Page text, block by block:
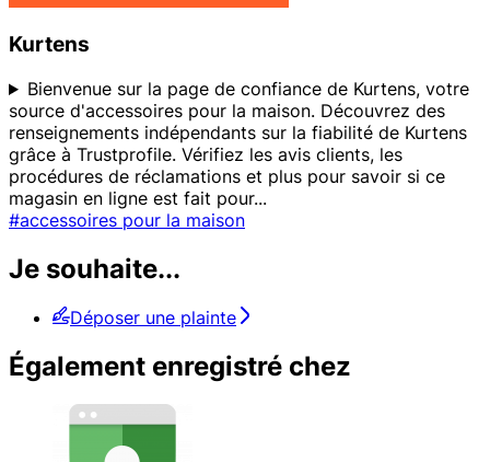
Kurtens
Bienvenue sur la page de confiance de Kurtens, votre
source d'accessoires pour la maison. Découvrez des
renseignements indépendants sur la fiabilité de Kurtens
grâce à Trustprofile. Vérifiez les avis clients, les
procédures de réclamations et plus pour savoir si ce
magasin en ligne est fait pour...
#accessoires pour la maison
Je souhaite...
Déposer une plainte
Également enregistré chez